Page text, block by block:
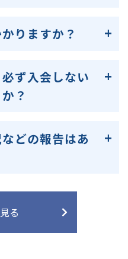
りますか？
ず入会しない
？
どの報告はあ
る